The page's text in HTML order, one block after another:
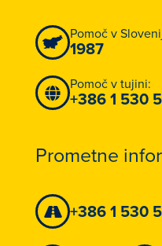
Pomoč v
1987
Pomoč v tujini:
+386 1 530
Prometne
+386 1 530